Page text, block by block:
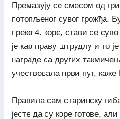
Премазују се смесом од
потопљеног сувог грожђа.
преко 4. коре, стави се
је као праву штрудлу и то
награде са других
учествовала први пут,
Правила сам старинску
јесте да су коре готове,